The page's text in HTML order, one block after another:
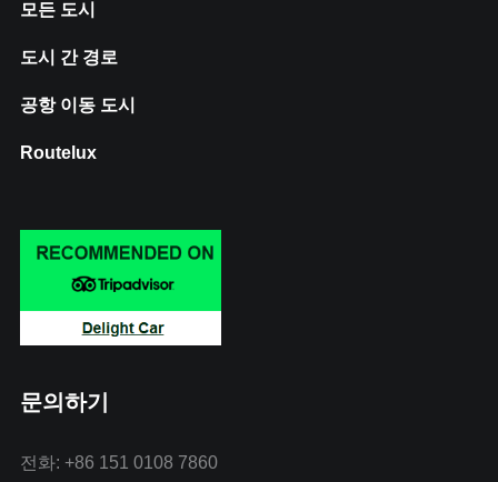
모든 도시
도시 간 경로
공항 이동 도시
Routelux
문의하기
전화: +86 151 0108 7860